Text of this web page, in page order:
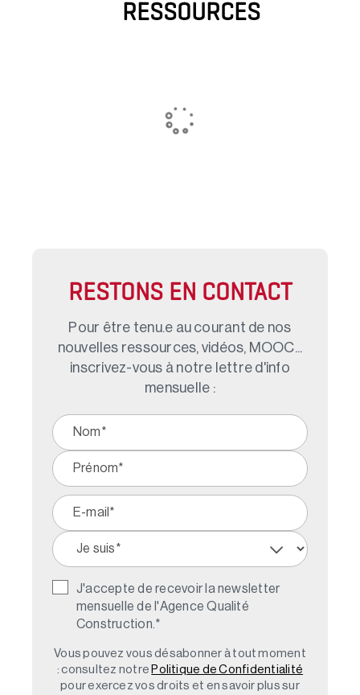
RESSOURCES
RESTONS EN CONTACT
Pour être tenu.e au courant de nos
nouvelles ressources, vidéos, MOOC...
inscrivez-vous à notre lettre d'info
mensuelle :
J'accepte de recevoir la newsletter
mensuelle de l'Agence Qualité
Construction. *
Vous pouvez vous désabonner à tout moment
: consultez notre Politique de Confidentialité
pour exercez vos droits et en savoir plus sur